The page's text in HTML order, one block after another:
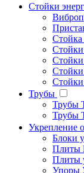
Стойки
Трубы
Трубы
Трубы
Укрепление
Блоки
Плиты
Плиты
Упоры